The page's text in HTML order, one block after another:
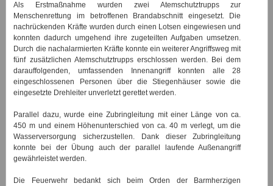
Als Erstmaßnahme wurden zwei Atemschutztrupps zur
Menschenrettung im betroffenen Brandabschnitt eingesetzt. Die
nachrückenden Kräfte wurden durch einen Lotsen eingewiesen und
konnten dadurch umgehend ihre zugeteilten Aufgaben umsetzen.
Durch die nachalarmierten Kräfte konnte ein weiterer Angriffsweg mit
fünf zusätzlichen Atemschutztrupps erschlossen werden. Bei dem
darauffolgenden, umfassenden Innenangriff konnten alle 28
eingeschlossenen Personen über die Stiegenhäuser sowie die
eingesetzte Drehleiter unverletzt gerettet werden.
Parallel dazu, wurde eine Zubringleitung mit einer Länge von ca.
450 m und einem Höhenunterschied von ca. 40 m verlegt, um die
Wasserversorgung sicherzustellen. Dank dieser Zubringleitung
konnte bei der Übung auch der parallel laufende Außenangriff
gewährleistet werden.
Die Feuerwehr bedankt sich beim Orden der Barmherzigen